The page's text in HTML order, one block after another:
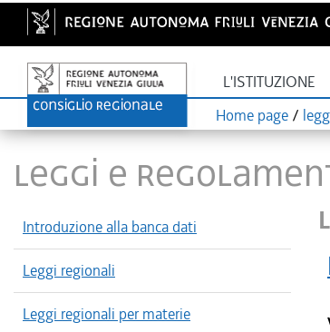
L'ISTITUZIONE
Home page /
LEGGI E
Introduzione alla banca dati
Leggi regionali
Leggi regionali per materie